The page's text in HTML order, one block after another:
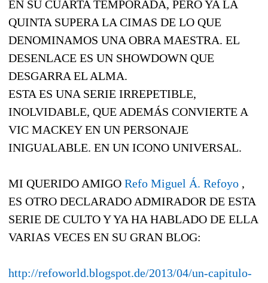
EN SU CUARTA TEMPORADA, PERO YA LA
QUINTA SUPERA LA CIMAS DE LO QUE
DENOMINAMOS UNA OBRA MAESTRA. EL
DESENLACE ES UN SHOWDOWN QUE
DESGARRA EL ALMA.
ESTA ES UNA SERIE IRREPETIBLE,
INOLVIDABLE, QUE ADEMÁS CONVIERTE A
VIC MACKEY EN UN PERSONAJE
INIGUALABLE. EN UN ICONO UNIVERSAL.
MI QUERIDO AMIGO Refo Miguel Á. Refoyo ,
ES OTRO DECLARADO ADMIRADOR DE ESTA
SERIE DE CULTO Y YA HA HABLADO DE ELLA
VARIAS VECES EN SU GRAN BLOG:
http://refoworld.blogspot.de/2013/04/un-capitulo-